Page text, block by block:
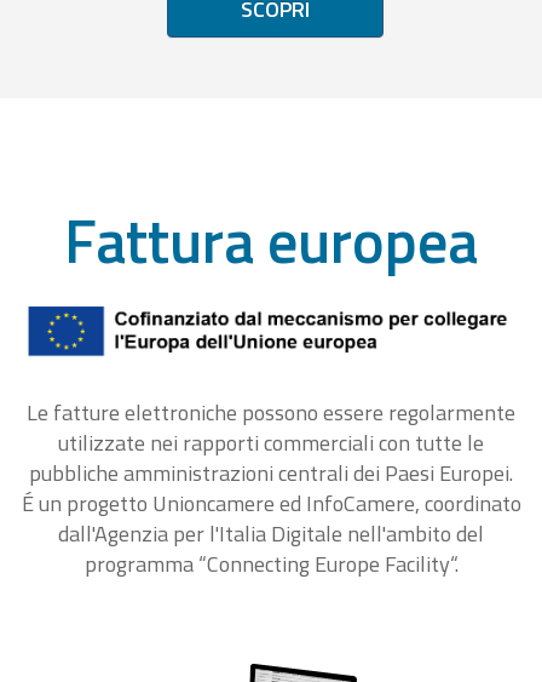
SCOPRI
Fattura europea
Le fatture elettroniche possono essere regolarmente
utilizzate nei rapporti commerciali con tutte le
pubbliche amministrazioni centrali dei Paesi Europei.
É un progetto Unioncamere ed InfoCamere, coordinato
dall'Agenzia per l'Italia Digitale nell'ambito del
programma “Connecting Europe Facility“.